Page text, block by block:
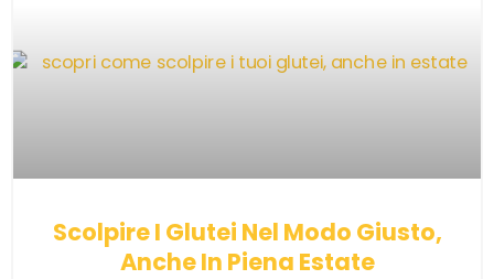
Scolpire I Glutei Nel Modo Giusto,
Anche In Piena Estate